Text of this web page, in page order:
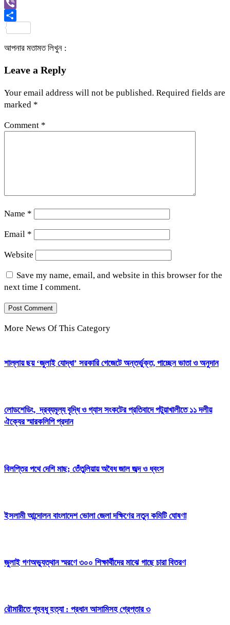
Link
Gmail
Viber
আপনার মতামত লিখুন :
Leave a Reply
Your email address will not be published. Required fields are
marked *
Comment *
Name *
Email *
Website
Save my name, email, and website in this browser for the
next time I comment.
More News Of This Category
শাল্লায় ছয় ‘জুলাই যোদ্ধা’ সরকারি গেজেটে অন্তর্ভুক্ত, পাচ্ছেন ভাতা ও অনুদান
লোডশেডিং, দ্রব্যমূল্য বৃদ্ধি ও গ্যাস সংকটের প্রতিবাদে পটুয়াখালীতে ১১ দলীয়
ঐক্যের স্মারকলিপি প্রদান
বিলপ্তির পথে দেশি মাছ; তেঁতুলিয়ায় অবৈধ জাল জব্দ ও ধ্বংস
ইসলামী আন্দোলন বাংলাদেশ ভোলা জেলা দক্ষিণের নতুন কমিটি ঘোষণা
জুলাই গণঅভ্যুত্থান স্মরণে ৩০০ শিক্ষার্থীদের মাঝে গাছে চারা বিতরণ
রৌমারীতে গৃহবধূ হত্যা : প্রধান আসামিসহ গ্রেপ্তার ৩